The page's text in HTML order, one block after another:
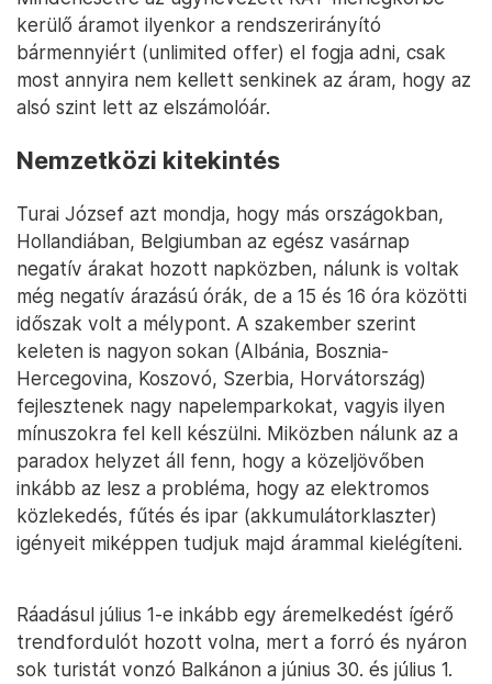
kerülő áramot ilyenkor a rendszerirányító
bármennyiért (unlimited offer) el fogja adni, csak
most annyira nem kellett senkinek az áram, hogy az
alsó szint lett az elszámolóár.
Nemzetközi kitekintés
Turai József azt mondja, hogy más országokban,
Hollandiában, Belgiumban az egész vasárnap
negatív árakat hozott napközben, nálunk is voltak
még negatív árazású órák, de a 15 és 16 óra közötti
időszak volt a mélypont. A szakember szerint
keleten is nagyon sokan (Albánia, Bosznia-
Hercegovina, Koszovó, Szerbia, Horvátország)
fejlesztenek nagy napelemparkokat, vagyis ilyen
mínuszokra fel kell készülni. Miközben nálunk az a
paradox helyzet áll fenn, hogy a közeljövőben
inkább az lesz a probléma, hogy az elektromos
közlekedés, fűtés és ipar (akkumulátorklaszter)
igényeit miképpen tudjuk majd árammal kielégíteni.
Ráadásul július 1-e inkább egy áremelkedést ígérő
trendfordulót hozott volna, mert a forró és nyáron
sok turistát vonzó Balkánon a június 30. és július 1.